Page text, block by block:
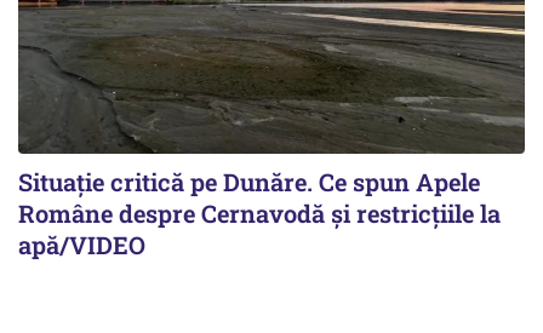
Situație critică pe Dunăre. Ce spun Apele
Române despre Cernavodă și restricțiile la
apă/VIDEO